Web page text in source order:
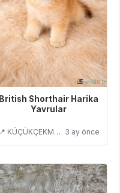
British Shorthair Harika
Yavrular
📍 KÜÇÜKÇEKMECE/İSTANBUL 3 ay önce